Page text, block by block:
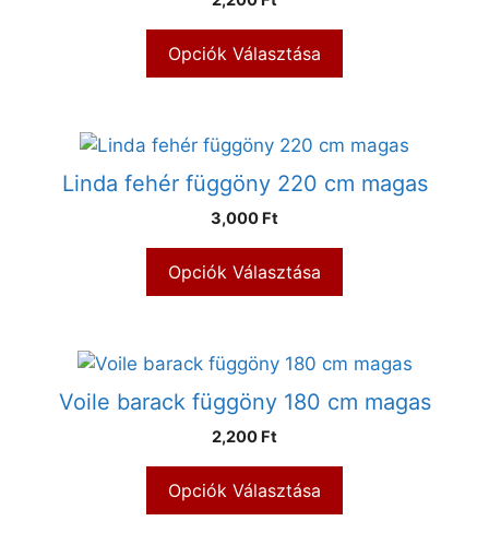
Opciók Választása
Linda fehér függöny 220 cm magas
3,000 Ft
Opciók Választása
Voile barack függöny 180 cm magas
2,200 Ft
Opciók Választása